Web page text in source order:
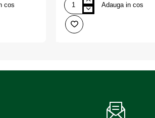
cos
Bec
12v
h10w
original
Adauga in cos